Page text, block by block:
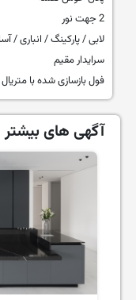
2 جهت نور
لابی / پارکینگ / انباری /
سرایدار مقیم
فول بازسازی شده با متریال
آگهی های بیشتر